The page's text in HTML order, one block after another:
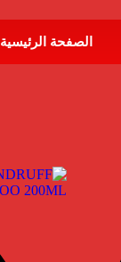
الصفحة الرئيسية